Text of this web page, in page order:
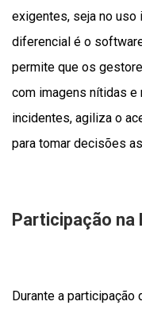
exigentes, seja no uso
diferencial é o
permite que os
com imagens nítidas
incidentes, agiliza o
para tomar decisões
Participação na
Durante a participação